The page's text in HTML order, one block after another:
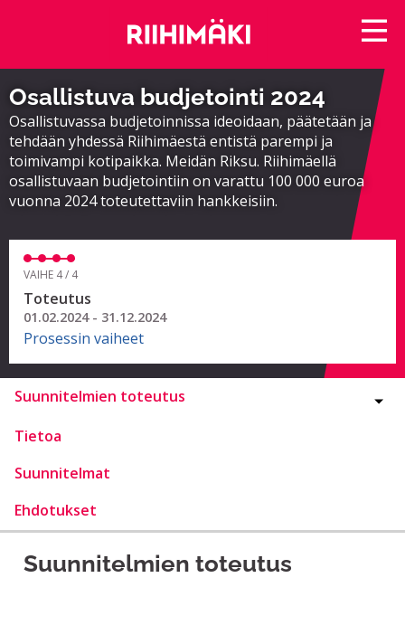
Osallistuva budjetointi 2024
Osallistuvassa budjetoinnissa ideoidaan, päätetään ja
tehdään yhdessä Riihimäestä entistä parempi ja
toimivampi kotipaikka. Meidän Riksu. Riihimäellä
osallistuvaan budjetointiin on varattu 100 000 euroa
vuonna 2024 toteutettaviin hankkeisiin.
VAIHE 4 / 4
Toteutus
01.02.2024 - 31.12.2024
Prosessin vaiheet
Suunnitelmien toteutus
Tietoa
Suunnitelmat
Ehdotukset
Suunnitelmien toteutus